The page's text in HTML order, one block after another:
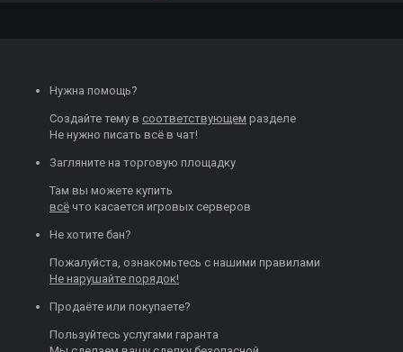
Нужна помощь?
Создайте тему в соответствующем разделе
Не нужно писать всё в чат!
Загляните на торговую площадку
Там вы можете купить
всё что касается игровых серверов
Не хотите бан?
Пожалуйста, ознакомьтесь с нашими правилами
Не нарушайте порядок!
Продаёте или покупаете?
Пользуйтесь услугами гаранта